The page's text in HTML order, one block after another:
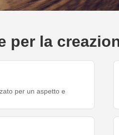
per la
per un aspetto e